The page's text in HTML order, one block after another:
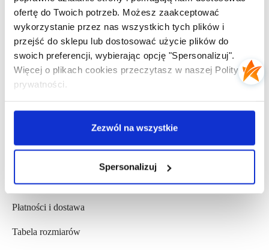
ofertę do Twoich potrzeb. Możesz zaakceptować
wykorzystanie przez nas wszystkich tych plików i
przejść do sklepu lub dostosować użycie plików do
swoich preferencji, wybierając opcję "Spersonalizuj".
Więcej o plikach cookies przeczytasz w naszej Polityce
prywatności.
Zezwól na wszystkie
Spersonalizuj
Moje konto
Kontakt
Opinie Klientów
Współpraca b2b
Polityka prywatności
Płatności i dostawa
Tabela rozmiarów